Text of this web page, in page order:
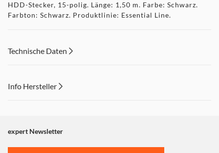
HDD-Stecker, 15-polig. Länge: 1,50 m. Farbe: Schwarz.
Farbton: Schwarz. Produktlinie: Essential Line.
Technische Daten
Info Hersteller
"Marketing".
Einstellungen anpassen
expert Newsletter